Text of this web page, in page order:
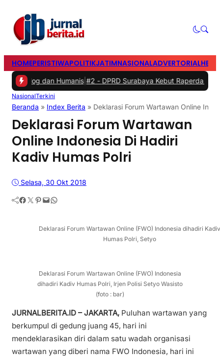
HOMEPERISTIWAPOLITIKJATIMNASIONALADVERTORIAL
dan Humanis|#2 -DPRD Surabaya Kebut Raperda Kampung
NasionalTerkini
Beranda » Index Berita » Deklarasi Forum Wartawan Online
Deklarasi Forum Wartawan
Online Indonesia Di Hadiri
Kadiv Humas Polri
Selasa, 30 Okt 2018
Facebook Twitter Pinterest Mail WhatsApp
Deklarasi Forum Wartawan Online (FWO) Indonesia dihadiri Kadiv
Humas Polri, Setyo
Deklarasi Forum Wartawan Online (FWO) Indonesia
dihadiri Kadiv Humas Polri, Irjen Polisi Setyo Wasisto
(foto : bar)
JURNALBERITA.ID – JAKARTA, Puluhan wartawan yang
berkumpul di gedung juang 45, hari ini
mendeklarasikan diri dalam satu wadah organisasi
wartawan yang diberi nama FWO Indonesia, hari ini